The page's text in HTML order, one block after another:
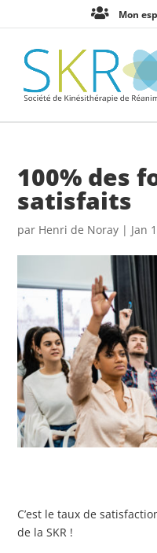
Mon
100% des
satisfaits
par Henri de Noray | Jan
C’est le taux de
de la SKR !